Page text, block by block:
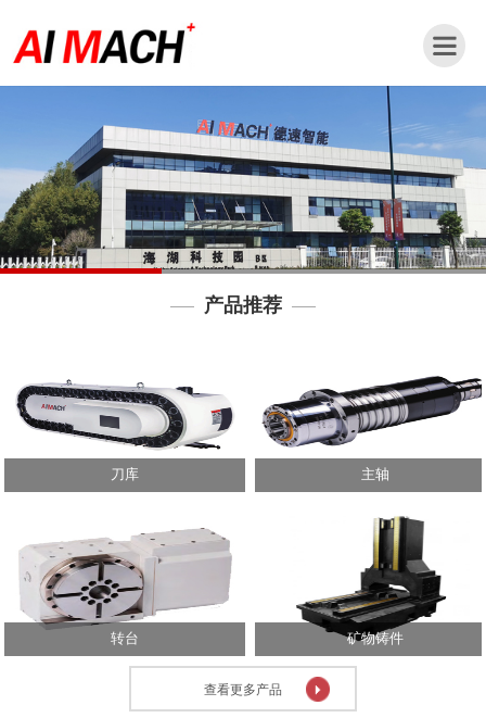
首
页
公
司
简
态
技
术
中
心
产品推荐
刀库 主轴
转台 矿物铸件
查看更多产品